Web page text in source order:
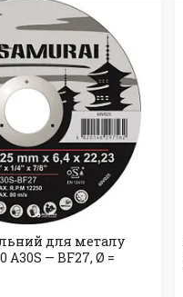
для металу
A30S — BF27, Ø =